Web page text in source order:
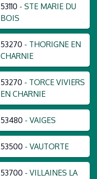
53110 - STE MARIE DU
BOIS
53270 - THORIGNE EN
CHARNIE
53270 - TORCE VIVIERS
EN CHARNIE
53480 - VAIGES
53500 - VAUTORTE
53700 - VILLAINES LA